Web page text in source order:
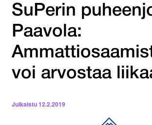
SuPerin
Paavola:
voi arvostaa
Julkaistu12.2.2019